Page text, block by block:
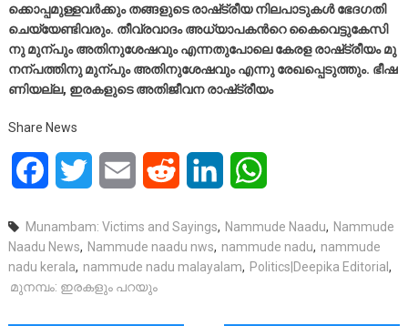
ക്കൊ​പ്പ​മു​ള്ള​വ​ർ​ക്കും ത​ങ്ങ​ളു​ടെ രാ​ഷ്‌​ട്രീ​യ നി​ല​പാ​ടു​ക​ൾ ഭേ​ദ​ഗ​തി
ചെ​യ്യേ​ണ്ടി​വ​രും. തീ​വ്ര​വാ​ദം അ​ധ്യാ​പ​ക​ന്‍റെ കൈ​വെ​ട്ടു​കേ​സി​
നു മു​ന്പും അ​തി​നു​ശേ​ഷ​വും എ​ന്ന​തു​പോ​ലെ കേ​ര​ള രാ​ഷ്‌​ട്രീ​യം മു​
ന​ന്പ​ത്തി​നു മു​ന്പും അ​തി​നു​ശേ​ഷ​വും എ​ന്നു രേ​ഖ​പ്പെ​ടു​ത്തും. ഭീ​ഷ​
ണി​യ​ല്ല, ഇ​ര​ക​ളു​ടെ അ​തി​ജീ​വ​ന രാ​ഷ്‌​ട്രീ​യം
Share News
FacebookTwitter Email Reddit LinkedIn
Munambam: Victims and Sayings, Nammude Naadu, Nammude
Naadu News, Nammude naadu nws, nammude nadu, nammude
nadu kerala, nammude nadu malayalam, Politics|Deepika Editorial ,
മു​ന​മ്പം: ഇ​ര​ക​ളും പ​റ​യും